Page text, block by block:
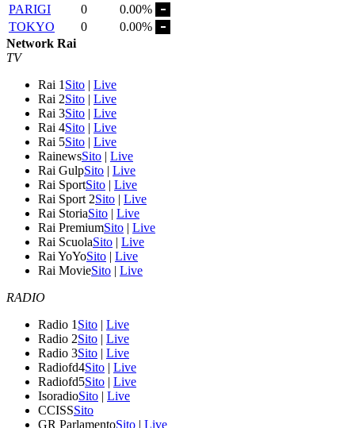
PARIGI
0
0.00%
TOKYO
0
0.00%
Network Rai
TV
Rai 1 Sito | Live
Rai 2Sito | Live
Rai 3Sito | Live
Rai 4Sito | Live
Rai 5Sito | Live
RainewsSito | Live
Rai GulpSito | Live
Rai SportSito | Live
Rai Sport 2Sito | Live
Rai StoriaSito | Live
Rai PremiumSito | Live
Rai ScuolaSito | Live
Rai YoYoSito | Live
Rai MovieSito | Live
RADIO
Radio 1 Sito | Live
Radio 2Sito | Live
Radio 3Sito | Live
Radiofd4Sito | Live
Radiofd5Sito | Live
IsoradioSito | Live
CCISSSito
GR ParlamentoSito | Live